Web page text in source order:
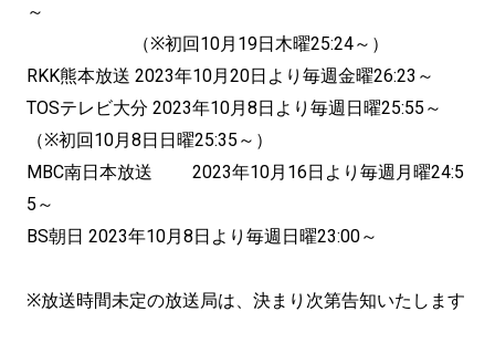
～
（※初回10月19日木曜25:24～）
RKK熊本放送 2023年10月20日より毎週金曜26:23～
TOSテレビ大分 2023年10月8日より毎週日曜25:55～
（※初回10月8日日曜25:35～）
MBC南日本放送 2023年10月16日より毎週月曜24:5
5～
BS朝日 2023年10月8日より毎週日曜23:00～
※放送時間未定の放送局は、決まり次第告知いたします